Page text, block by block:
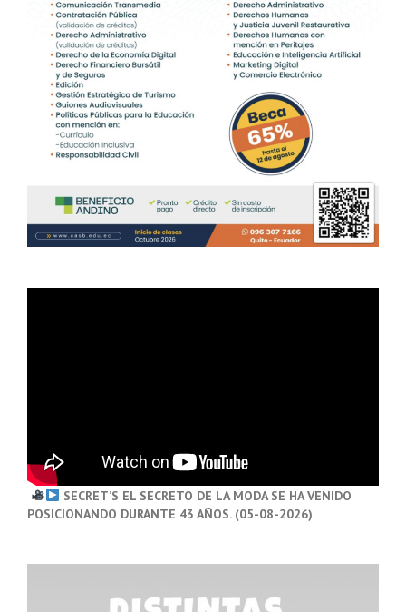
SECRET’S EL SECRETO DE LA MODA SE HA VENIDO
POSICIONANDO DURANTE 43 AÑOS. (05-08-2026)